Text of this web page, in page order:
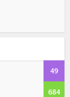
49
684